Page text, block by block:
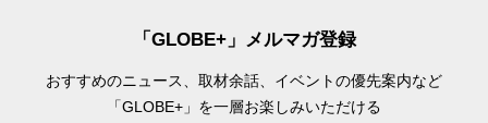
「GLOBE+」メルマガ登録
おすすめのニュース、取材余話、 イベントの優先案内など
「GLOBE+」を一層お楽しみいただける